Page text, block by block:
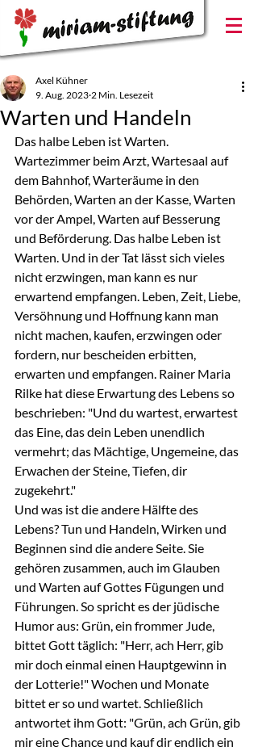
Warten und Handeln
Axel Kühner
9. Aug. 2023 2 Min. Lesezeit
Das halbe Leben ist Warten.
Wartezimmer beim Arzt, Wartesaal auf
dem Bahnhof, Warteräume in den
Behörden, Warten an der Kasse, Warten
vor der Ampel, Warten auf Besserung
und Beförderung. Das halbe Leben ist
Warten. Und in der Tat lässt sich vieles
nicht erzwingen, man kann es nur
erwartend empfangen. Leben, Zeit, Liebe,
Versöhnung und Hoffnung kann man
nicht machen, kaufen, erzwingen oder
fordern, nur bescheiden erbitten,
erwarten und empfangen. Rainer Maria
Rilke hat diese Erwartung des Lebens so
beschrieben: "Und du wartest, erwartest
das Eine, das dein Leben unendlich
vermehrt; das Mächtige, Ungemeine, das
Erwachen der Steine, Tiefen, dir
zugekehrt."
Und was ist die andere Hälfte des
Lebens? Tun und Handeln, Wirken und
Beginnen sind die andere Seite. Sie
gehören zusammen, auch im Glauben
und Warten auf Gottes Fügungen und
Führungen. So spricht es der jüdische
Humor aus: Grün, ein frommer Jude,
bittet Gott täglich: "Herr, ach Herr, gib
mir doch einmal einen Hauptgewinn in
der Lotterie!" Wochen und Monate
bittet er so und wartet. Schließlich
antwortet ihm Gott: "Grün, ach Grün, gib
mir eine Chance und kauf dir endlich ein